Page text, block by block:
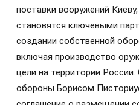
поставки вооружений
становятся ключевыми
создании собственной
включая производство
цели на территории
обороны Борисом